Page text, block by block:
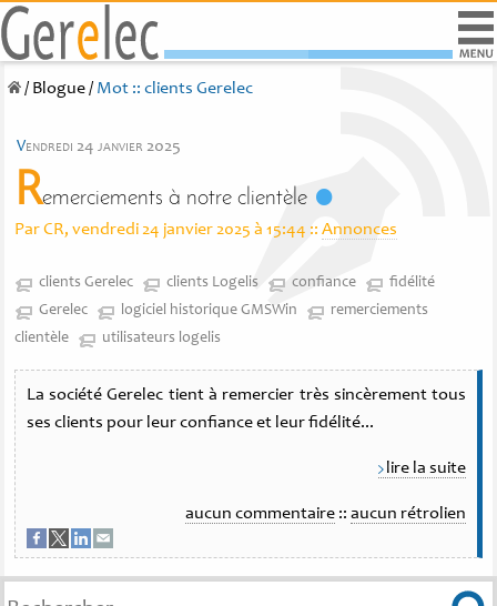
/ Blogue/ Mot :: clients Gerelec
vendredi 24 janvier 2025
Remerciements à notre clientèle
Par CR, vendredi 24 janvier 2025 à 15:44 :: Annonces
clients Gerelec clients Logelis confiance
fidélité
Gerelec
logiciel historique GMSWin
remerciements
clientèle
utilisateurs logelis
La société Gerelec tient à remercier très sincèrement tous
ses clients pour leur confiance et leur fidélité...
lire la suite
aucun commentaire :: aucun rétrolien